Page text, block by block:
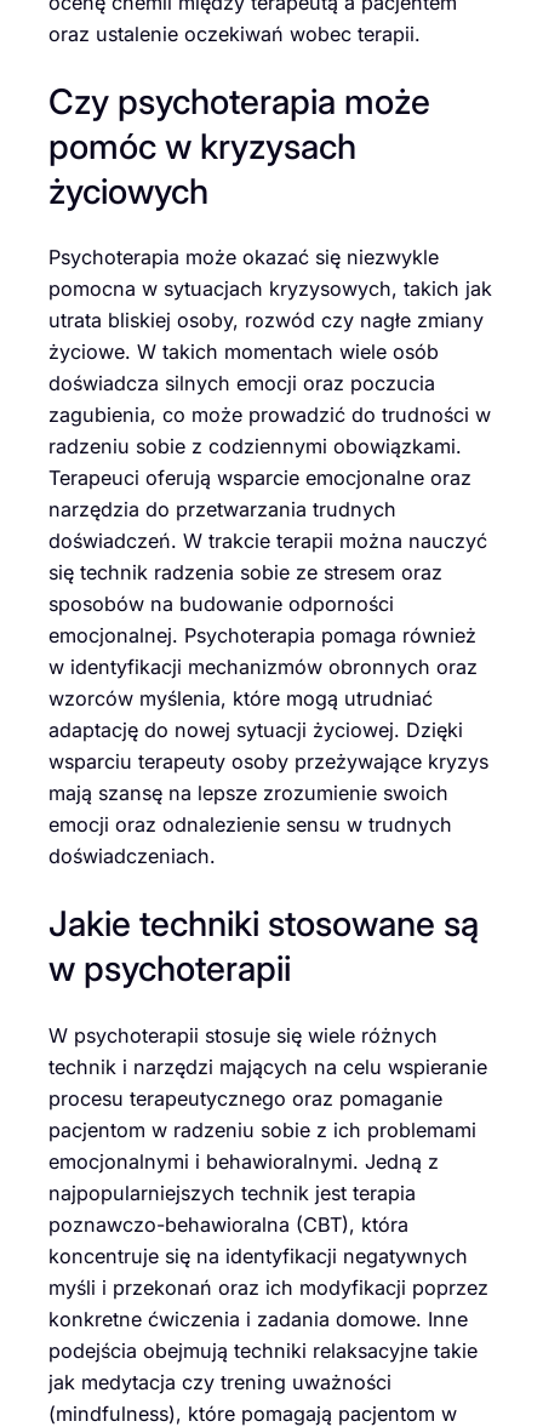
oraz ustalenie oczekiwań wobec terapii.
Czy psychoterapia może
pomóc w kryzysach
życiowych
Psychoterapia może okazać się niezwykle
pomocna w sytuacjach kryzysowych, takich jak
utrata bliskiej osoby, rozwód czy nagłe zmiany
życiowe. W takich momentach wiele osób
doświadcza silnych emocji oraz poczucia
zagubienia, co może prowadzić do trudności w
radzeniu sobie z codziennymi obowiązkami.
Terapeuci oferują wsparcie emocjonalne oraz
narzędzia do przetwarzania trudnych
doświadczeń. W trakcie terapii można nauczyć
się technik radzenia sobie ze stresem oraz
sposobów na budowanie odporności
emocjonalnej. Psychoterapia pomaga również
w identyfikacji mechanizmów obronnych oraz
wzorców myślenia, które mogą utrudniać
adaptację do nowej sytuacji życiowej. Dzięki
wsparciu terapeuty osoby przeżywające kryzys
mają szansę na lepsze zrozumienie swoich
emocji oraz odnalezienie sensu w trudnych
doświadczeniach.
Jakie techniki stosowane są
w psychoterapii
W psychoterapii stosuje się wiele różnych
technik i narzędzi mających na celu wspieranie
procesu terapeutycznego oraz pomaganie
pacjentom w radzeniu sobie z ich problemami
emocjonalnymi i behawioralnymi. Jedną z
najpopularniejszych technik jest terapia
poznawczo-behawioralna (CBT), która
koncentruje się na identyfikacji negatywnych
myśli i przekonań oraz ich modyfikacji poprzez
konkretne ćwiczenia i zadania domowe. Inne
podejścia obejmują techniki relaksacyjne takie
jak medytacja czy trening uważności
(mindfulness), które pomagają pacjentom w